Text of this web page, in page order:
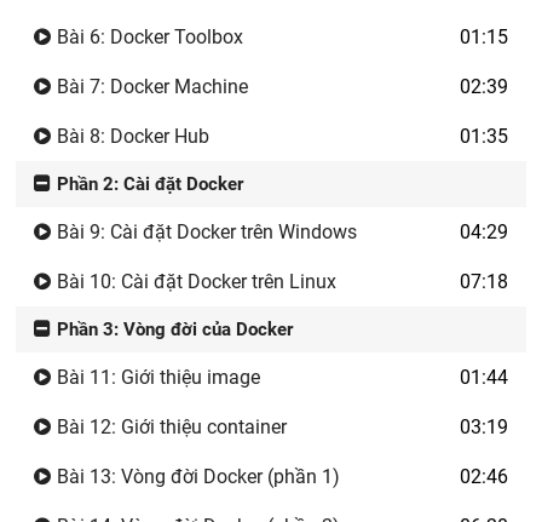
Bài 6: Docker Toolbox 01:15
Bài 7: Docker Machine 02:39
Bài 8: Docker Hub 01:35
Phần 2: Cài đặt Docker
Bài 9: Cài đặt Docker trên Windows 04:29
Bài 10: Cài đặt Docker trên Linux 07:18
Phần 3: Vòng đời của Docker
Bài 11: Giới thiệu image 01:44
Bài 12: Giới thiệu container 03:19
Bài 13: Vòng đời Docker (phần 1) 02:46